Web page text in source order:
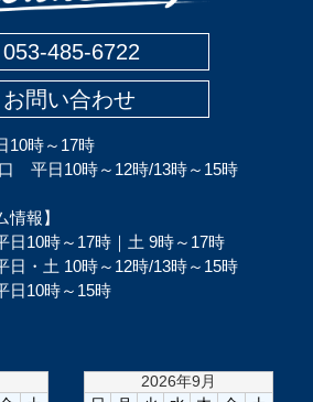
053-485-6722
お問い合わせ
時～17時
平日10時～12時/13時～15時
情報】
10時～17時｜土 9時～17時
・土 10時～12時/13時～15時
10時～15時